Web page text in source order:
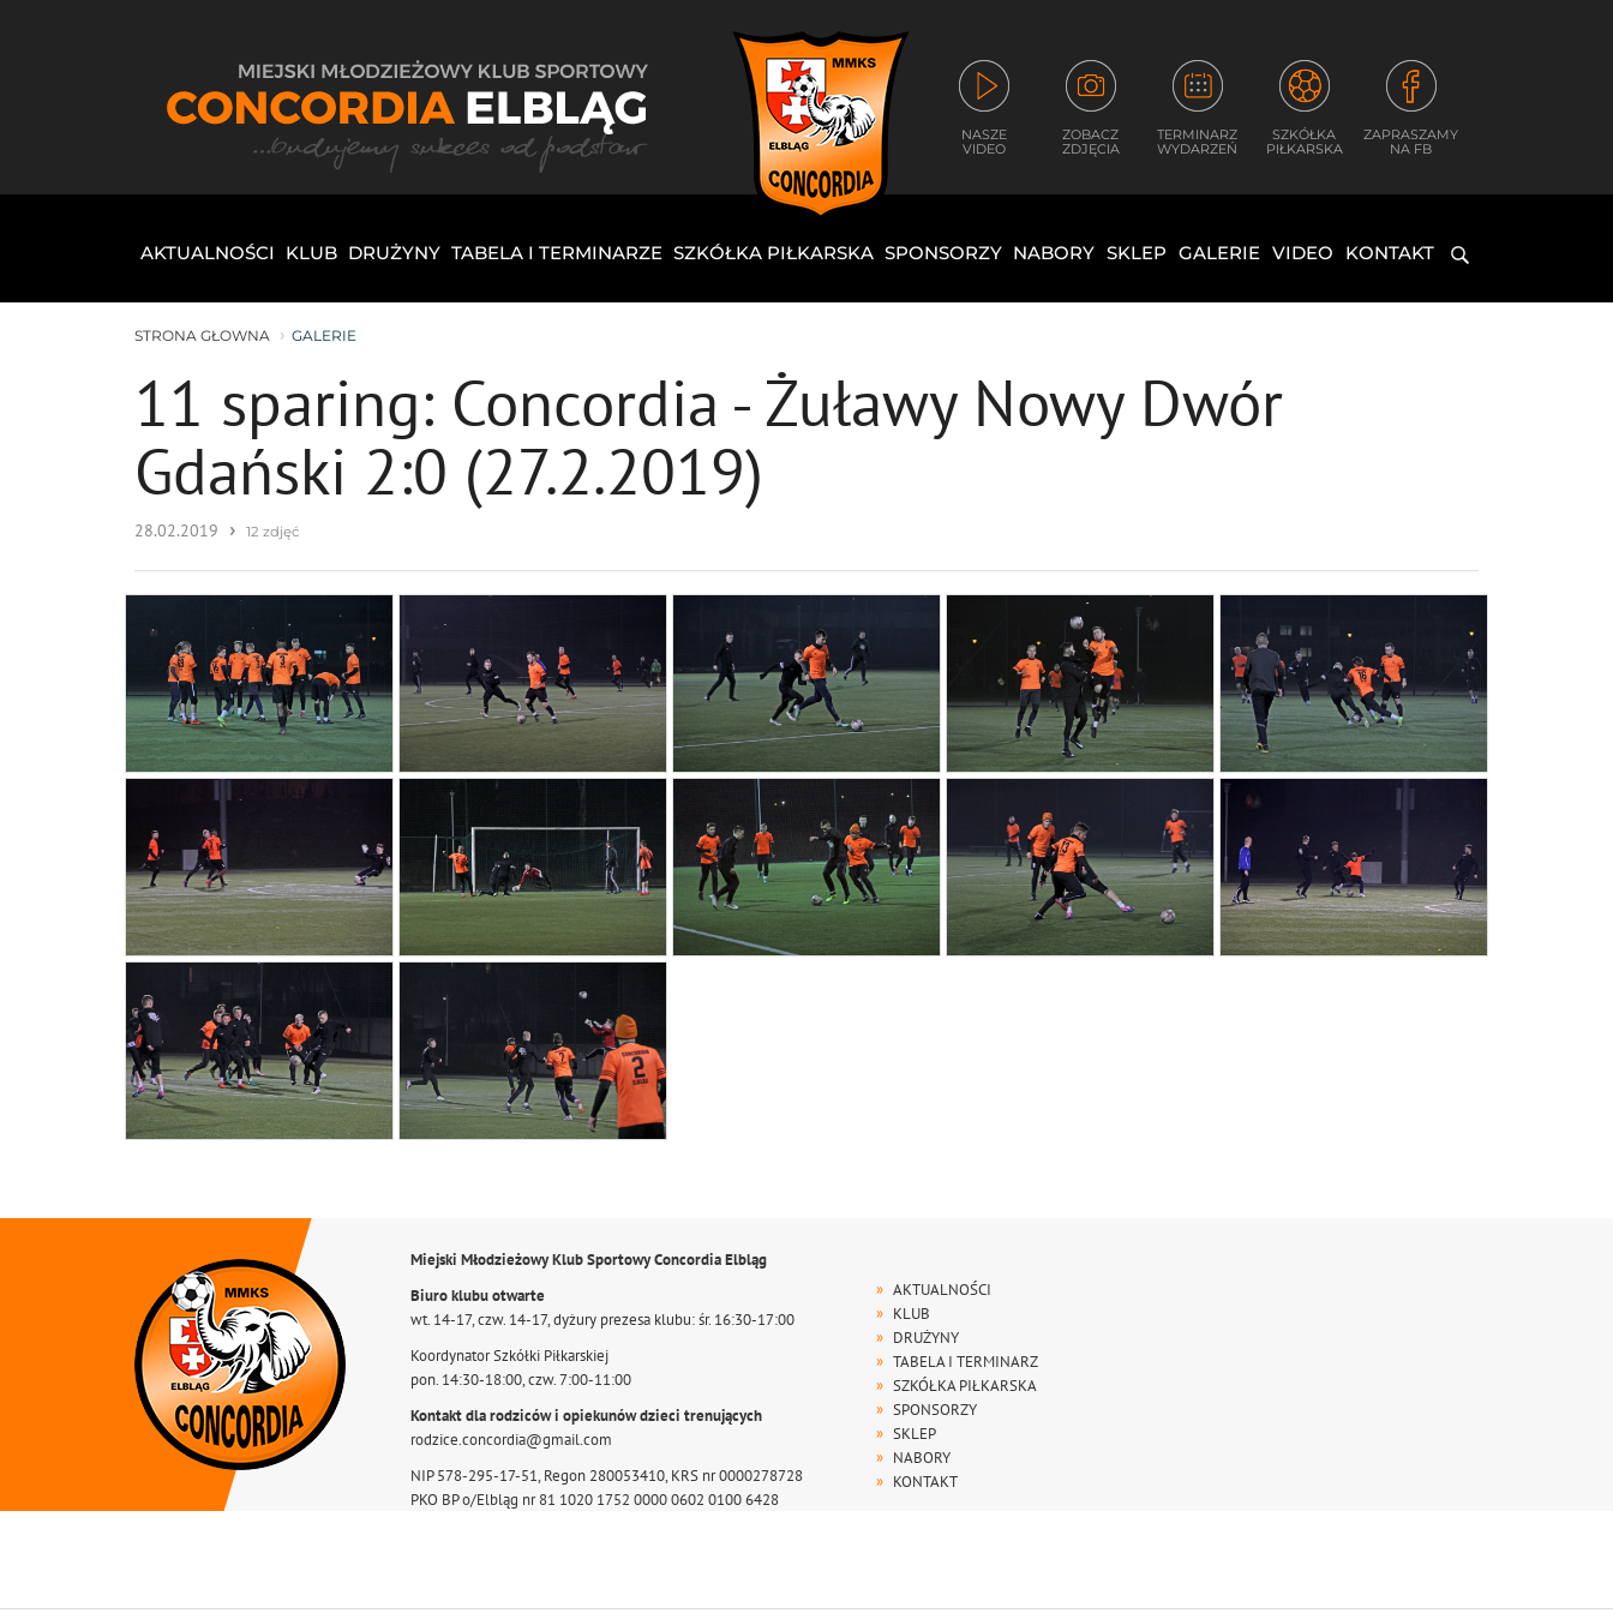
NASZE
VIDEO
ZOBACZ
ZDJĘCIA
TERMINARZ
WYDARZEŃ
SZKÓŁKA
PIŁKARSKA
ZAPRASZAMY
NA FB
AKTUALNOŚCI KLUB DRUŻYNY TABELA I TERMINARZE SZKÓŁKA PIŁKARSKA SPONSORZY NABORY SKLEP GALERIE VIDEO KONTAKT
STRONA GŁOWNA GALERIE
11 sparing: Concordia - Żuławy Nowy Dwór
Gdański 2:0 (27.2.2019)
28.02.2019 › 12 zdjęć
Miejski Młodzieżowy Klub Sportowy Concordia Elbląg
Biuro klubu otwarte
wt. 14-17, czw. 14-17, dyżury prezesa klubu: śr. 16:30-17:00
Koordynator Szkółki Piłkarskiej
pon. 14:30-18:00, czw. 7:00-11:00
Kontakt dla rodziców i opiekunów dzieci trenujących
rodzice.concordia@gmail.com
NIP 578-295-17-51, Regon 280053410, KRS nr 0000278728
PKO BP o/Elbląg nr 81 1020 1752 0000 0602 0100 6428
AKTUALNOŚCI
KLUB
DRUŻYNY
TABELA I TERMINARZ
SZKÓŁKA PIŁKARSKA
SPONSORZY
SKLEP
NABORY
KONTAKT